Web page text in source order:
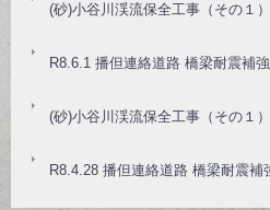
(砂)小谷川渓流保全工事（その１）
R8.6.1 播但連絡道路 橋梁耐震補
(砂)小谷川渓流保全工事（その１）
R8.4.28 播但連絡道路 橋梁耐震補